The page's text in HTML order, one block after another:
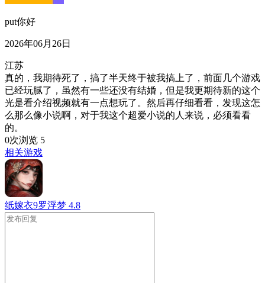
put你好
2026年06月26日
江苏
真的，我期待死了，搞了半天终于被我搞上了，前面几个游戏
已经玩腻了，虽然有一些还没有结婚，但是我更期待新的这个
光是看介绍视频就有一点想玩了。然后再仔细看看，发现这怎
么那么像小说啊，对于我这个超爱小说的人来说，必须看看
的。
0次浏览 5
相关游戏
纸嫁衣9罗浮梦 4.8